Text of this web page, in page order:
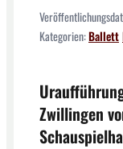
Kategorien:Ballett
Zwillingen